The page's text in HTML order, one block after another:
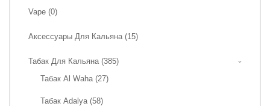
Vape (0)
Аксессуары Для Кальяна (15)
Табак Для Кальяна (385)
Табак Al Waha (27)
Табак Adalya (58)